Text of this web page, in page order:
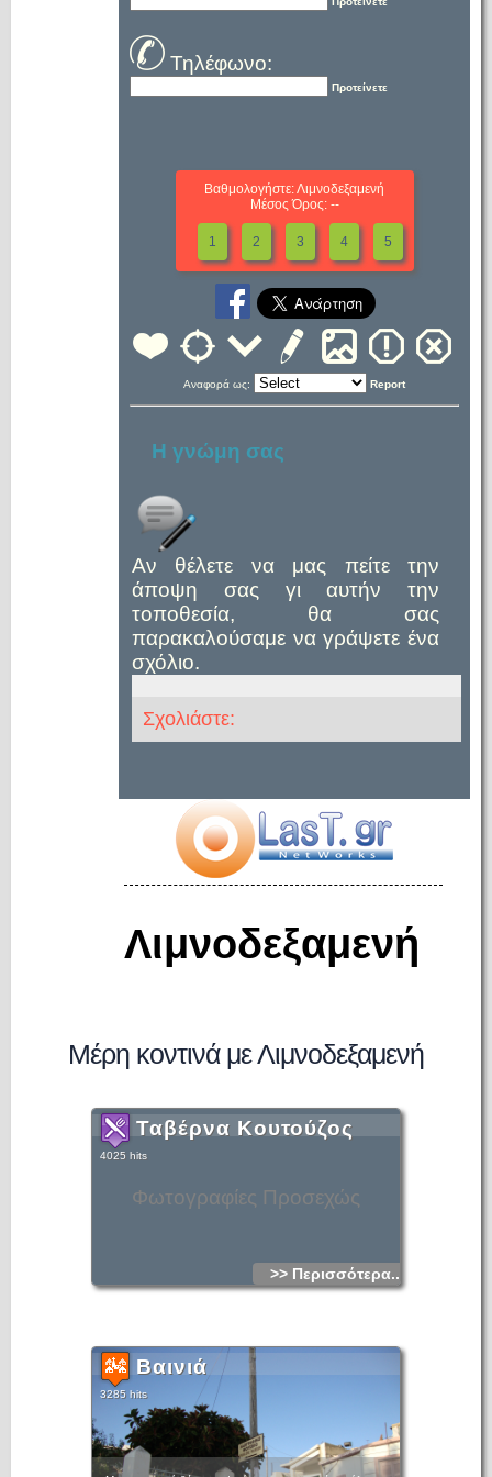
Τηλέφωνο:
Προτείνετε
Βαθμολογήστε: Λιμνοδεξαμενή
Μέσος Όρος: --
1 2 3 4 5
Αναφορά ως: Report
Η γνώμη σας
Αν θέλετε να μας πείτε την
άποψη σας γι αυτήν την
τοποθεσία, θα σας
παρακαλούσαμε να γράψετε ένα
σχόλιο.
Σχολιάστε:
Λιμνοδεξαμενή
Μέρη κοντινά με Λιμνοδεξαμενή
Φωτογραφίες Προσεχώς
Ταβέρνα Κουτούζος
4025 hits
>> Περισσότερα...
Βαινιά
3285 hits